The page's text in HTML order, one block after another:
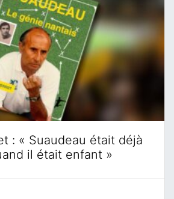
: « Suaudeau était déjà
il était enfant »